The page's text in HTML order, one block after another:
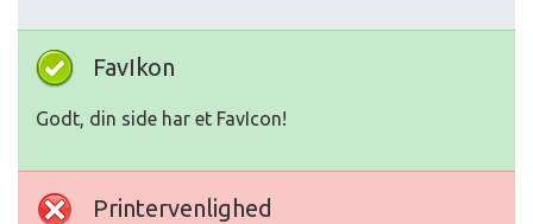
FavIkon
Godt, din side har et FavIcon!
Printervenlighed